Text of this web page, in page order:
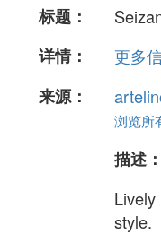
标题：
详情：
更多
来源：
浏览所
描述：
style.